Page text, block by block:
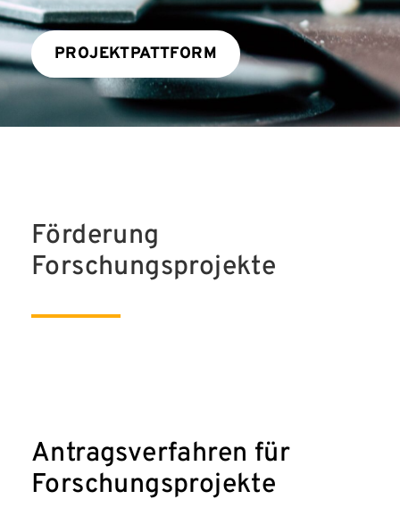
PROJEKTPATTFORM
Förderung
Forschungsprojekte
Antragsverfahren für
Forschungsprojekte